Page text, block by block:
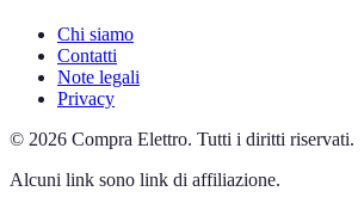
Chi siamo
Contatti
Note legali
Privacy
© 2026 Compra Elettro. Tutti i diritti riservati.
Alcuni link sono link di affiliazione.